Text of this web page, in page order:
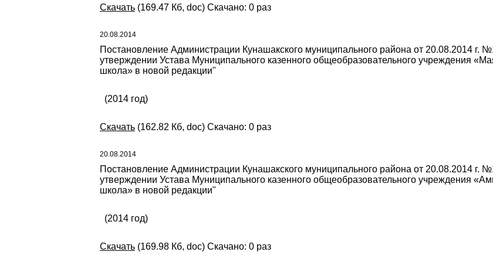
Скачать (169.47 Кб, doc) Скачано: 0 раз
20.08.2014
Постановление Администрации Кунашакского муниципального района от 20.08.2014 г.
утверждении Устава Муниципального казенного общеобразовательного учреждения
школа» в новой редакции"
(2014 год)
Скачать (162.82 Кб, doc) Скачано: 0 раз
20.08.2014
Постановление Администрации Кунашакского муниципального района от 20.08.2014 г.
утверждении Устава Муниципального казенного общеобразовательного учреждения
школа» в новой редакции"
(2014 год)
Скачать (169.98 Кб, doc) Скачано: 0 раз